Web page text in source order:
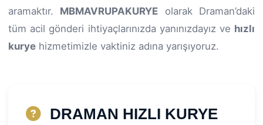
aramaktır. MBMAVRUPAKURYE olarak Draman’daki
tüm acil gönderi ihtiyaçlarınızda yanınızdayız ve hızlı
kurye hizmetimizle vaktiniz adına yarışıyoruz.
DRAMAN HIZLI KURYE